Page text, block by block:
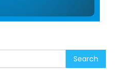
Search